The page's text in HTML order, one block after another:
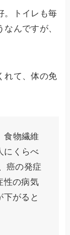
。トイレも毎
んですが、
れて、体の免
食物繊維
にくらべ
癌の発症
性の病気
下がると